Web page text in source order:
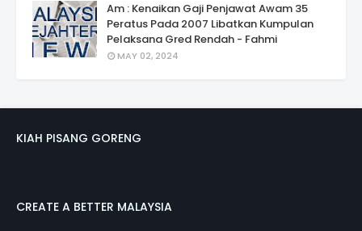
Am : Kenaikan Gaji Penjawat Awam 35
Peratus Pada 2007 Libatkan Kumpulan
Pelaksana Gred Rendah - Fahmi
MAY 02, 2024
KIAH PISANG GORENG
CREATE A BETTER MALAYSIA